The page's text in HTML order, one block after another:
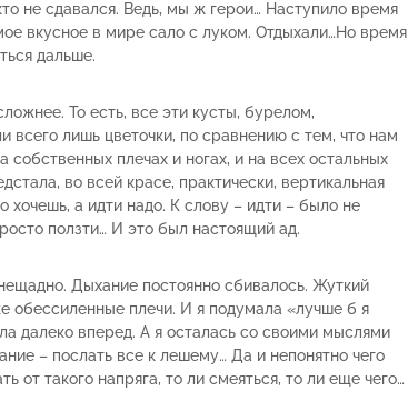
не сдавался. Ведь, мы ж герои… Наступило время
вкусное в мире сало с луком. Отдыхали…Но время
дальше.
То есть, все эти кусты, бурелом,
всего лишь цветочки, по сравнению с тем, что нам
собственных плечах и ногах, и на всех остальных
во всей красе, практически, вертикальная
хочешь, а идти надо. К слову – идти – было не
ползти… И это был настоящий ад.
Дыхание постоянно сбивалось. Жуткий
обессиленные плечи. И я подумала «лучше б я
далеко вперед. А я осталась со своими мыслями
– послать все к лешему… Да и непонятно чего
от такого напряга, то ли смеяться, то ли еще чего…